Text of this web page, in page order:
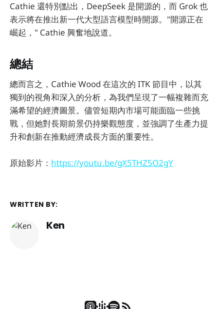
Cathie 還特別點出，DeepSeek 是開源的，而 Grok 也
表示將在推出新一代大型語言模型時開源。"開源正在
崛起，" Cathie 興奮地說道。
總結
總而言之，Cathie Wood 在這次的 ITK 節目中，以其
獨到的視角和深入的分析，為我們呈現了一幅複雜而充
滿希望的經濟圖景。儘管短期內市場可能面臨一些挑
戰，但她對長期前景仍持樂觀態度，並強調了生產力提
升和創新在推動經濟成長方面的重要性。
原始影片： https://youtu.be/gX5THZ5O2gY
WRITTEN BY:
Ken